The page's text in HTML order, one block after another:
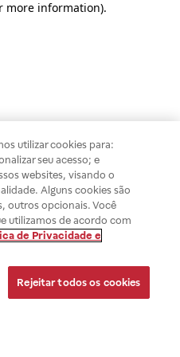
more information).
utilizar cookies para:
seu acesso; e
websites, visando o
Alguns cookies são
outros opcionais. Você
utilizamos de acordo com
de Privacidade e
Rejeitar todos os cookies